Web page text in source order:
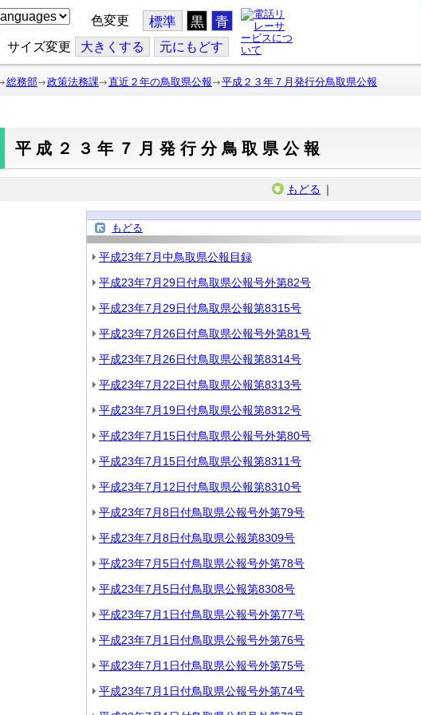
色変更 標準 黒 青
サイズ変更 大きくする 元にもどす
総務部 政策法務課 直近２年の鳥取県公報 平成２３年７月発行分鳥取県公報
平成２３年７月発行分鳥取県公報
もどる ｜
もどる
平成23年7月中鳥取県公報目録
平成23年7月29日付鳥取県公報号外第82号
平成23年7月29日付鳥取県公報第8315号
平成23年7月26日付鳥取県公報号外第81号
平成23年7月26日付鳥取県公報第8314号
平成23年7月22日付鳥取県公報第8313号
平成23年7月19日付鳥取県公報第8312号
平成23年7月15日付鳥取県公報号外第80号
平成23年7月15日付鳥取県公報第8311号
平成23年7月12日付鳥取県公報第8310号
平成23年7月8日付鳥取県公報号外第79号
平成23年7月8日付鳥取県公報第8309号
平成23年7月5日付鳥取県公報号外第78号
平成23年7月5日付鳥取県公報第8308号
平成23年7月1日付鳥取県公報号外第77号
平成23年7月1日付鳥取県公報号外第76号
平成23年7月1日付鳥取県公報号外第75号
平成23年7月1日付鳥取県公報号外第74号